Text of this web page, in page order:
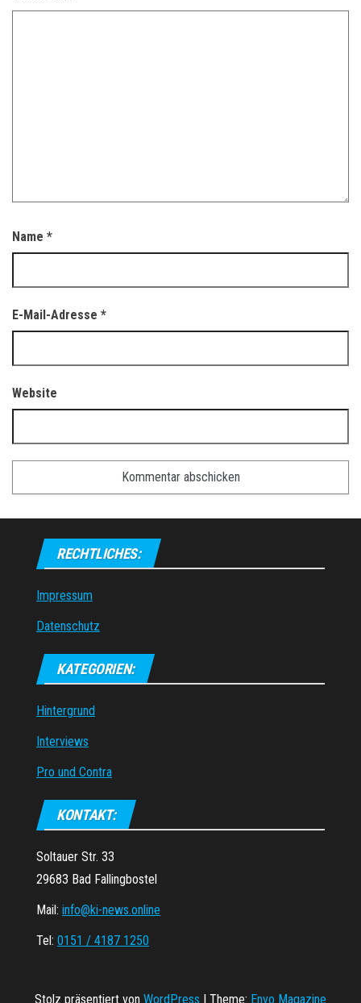
Name *
E-Mail-Adresse *
Website
RECHTLICHES:
Impressum
Datenschutz
KATEGORIEN:
Hintergrund
Interviews
Pro und Contra
KONTAKT:
Soltauer Str. 33
29683 Bad Fallingbostel
Mail: info@ki-news.online
Tel: 0151 / 4187 1250
Stolz präsentiert von WordPress | Theme: Envo Magazine